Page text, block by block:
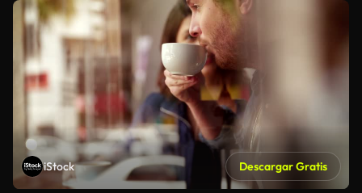
iStock Descargar Gratis